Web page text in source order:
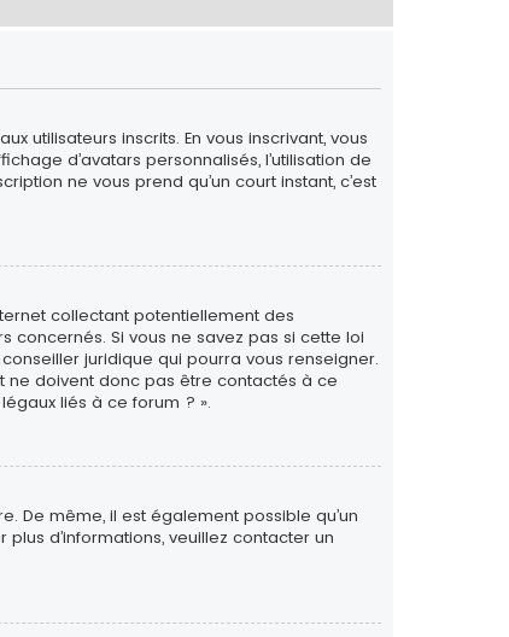
utilisateurs inscrits. En vous inscrivant, vous
d’avatars personnalisés, l’utilisation de
ne vous prend qu’un court instant, c’est
collectant potentiellement des
concernés. Si vous ne savez pas si cette loi
juridique qui pourra vous renseigner.
ne doivent donc pas être contactés à ce
liés à ce forum ? ».
De même, il est également possible qu’un
d’informations, veuillez contacter un